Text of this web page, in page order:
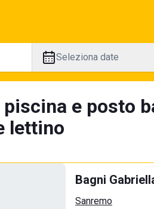
Seleziona date
e posto
lettino
Bagni
Sanremo